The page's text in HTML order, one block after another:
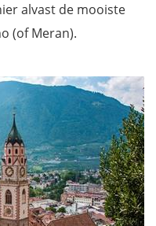
alvast de mooiste
(of Meran).